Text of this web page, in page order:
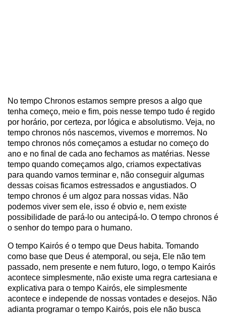
No tempo Chronos estamos sempre presos a algo que
tenha começo, meio e fim, pois nesse tempo tudo é regido
por horário, por certeza, por lógica e absolutismo. Veja, no
tempo chronos nós nascemos, vivemos e morremos. No
tempo chronos nós começamos a estudar no começo do
ano e no final de cada ano fechamos as matérias. Nesse
tempo quando começamos algo, criamos expectativas
para quando vamos terminar e, não conseguir algumas
dessas coisas ficamos estressados e angustiados. O
tempo chronos é um algoz para nossas vidas. Não
podemos viver sem ele, isso é obvio e, nem existe
possibilidade de pará-lo ou antecipá-lo. O tempo chronos é
o senhor do tempo para o humano.
O tempo Kairós é o tempo que Deus habita. Tomando
como base que Deus é atemporal, ou seja, Ele não tem
passado, nem presente e nem futuro, logo, o tempo Kairós
acontece simplesmente, não existe uma regra cartesiana e
explicativa para o tempo Kairós, ele simplesmente
acontece e independe de nossas vontades e desejos. Não
adianta programar o tempo Kairós, pois ele não busca